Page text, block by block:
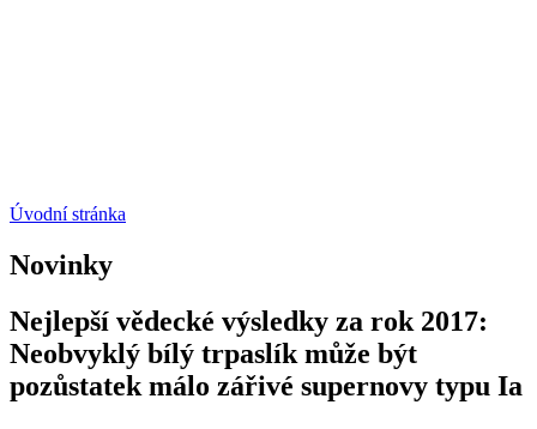
Úvodní stránka
Novinky
Nejlepší vědecké výsledky za rok 2017:
Neobvyklý bílý trpaslík může být
pozůstatek málo zářivé supernovy typu Ia